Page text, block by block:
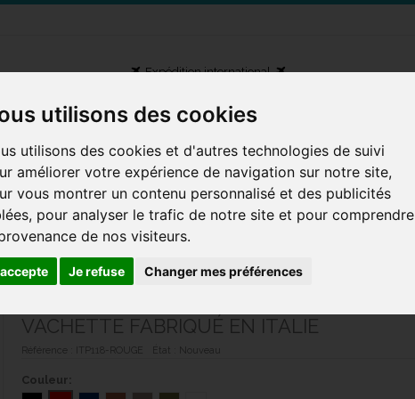
utilisons des cookies
utilisons des cookies et d'autres technologies de suivi
améliorer votre expérience de navigation sur notre site,
vous montrer un contenu personnalisé et des publicités
pour analyser le trafic de notre site et pour comprendre
de nos visiteurs.
Je refuse Changer mes préférences
Expédition international
ENFANT BRETELLE MAROQUINERIE CASQUETTE
CONTACT
monnaie en cuir de vachette fabriqué en Italie
VACHETTE FABRIQUÉ EN ITALIE
Référence : ITP118-ROUGE État :
Couleur: